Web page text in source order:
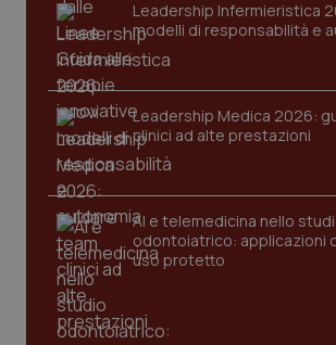
Leadership Infermieristica
modelli di responsabilità e
Leadership Medica 2026:
clinici ad alte prestazioni
AI e telemedicina nello
odontoiatrico: applicazioni
uso protetto
VISITOR_PRIVACY_METADATA